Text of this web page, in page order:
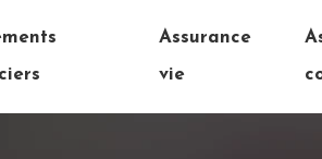
Assurance
vie